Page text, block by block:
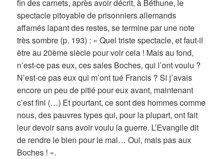
fin des carnets, après avoir décrit, à Béthune, le
spectacle pitoyable de prisonniers allemands
affamés lapant des restes, se termine par une note
très sombre (p. 193) : « Quel triste spectacle, et faut-il
être au 20ème siècle pour voir cela ! Mais au fond,
n’est-ce pas eux, ces sales Boches, qui l’ont voulu ?
N’est-ce pas eux qui m’ont tué Francis ? Si j’avais
encore un peu de pitié pour eux avant, maintenant
c’est fini (…) Et pourtant, ce sont des hommes comme
nous, des pauvres types qui, pour la plupart, ont fait
leur devoir sans avoir voulu la guerre. L’Evangile dit
de rendre le bien pour le mal… Oui, mais pas aux
Boches ! ».